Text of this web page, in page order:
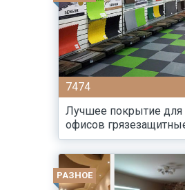
7474
Лучшее покрытие
офисов
РАЗНОЕ